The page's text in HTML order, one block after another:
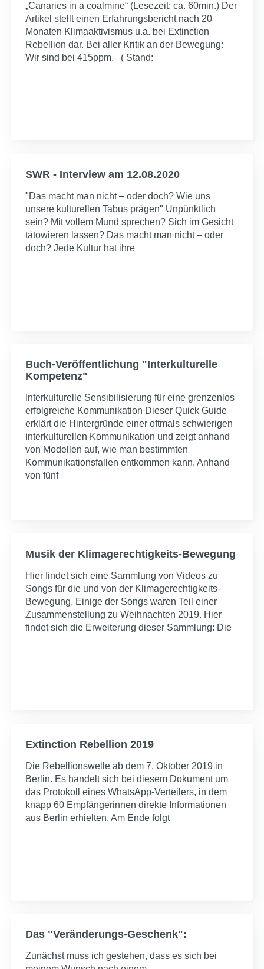
„Canaries in a coalmine“ (Lesezeit: ca. 60min.) Der
Artikel stellt einen Erfahrungsbericht nach 20
Monaten Klimaaktivismus u.a. bei Extinction
Rebellion dar. Bei aller Kritik an der Bewegung:
Wir sind bei 415ppm. ( Stand:
SWR - Interview am 12.08.2020
"Das macht man nicht – oder doch? Wie uns
unsere kulturellen Tabus prägen" Unpünktlich
sein? Mit vollem Mund sprechen? Sich im Gesicht
tätowieren lassen? Das macht man nicht – oder
doch? Jede Kultur hat ihre
Buch-Veröffentlichung "Interkulturelle
Kompetenz"
Interkulturelle Sensibilisierung für eine grenzenlos
erfolgreiche Kommunikation Dieser Quick Guide
erklärt die Hintergründe einer oftmals schwierigen
interkulturellen Kommunikation und zeigt anhand
von Modellen auf, wie man bestimmten
Kommunikationsfallen entkommen kann. Anhand
von fünf
Musik der Klimagerechtigkeits-Bewegung
Hier findet sich eine Sammlung von Videos zu
Songs für die und von der Klimagerechtigkeits-
Bewegung. Einige der Songs waren Teil einer
Zusammenstellung zu Weihnachten 2019. Hier
findet sich die Erweiterung dieser Sammlung: Die
Extinction Rebellion 2019
Die Rebellionswelle ab dem 7. Oktober 2019 in
Berlin. Es handelt sich bei diesem Dokument um
das Protokoll eines WhatsApp-Verteilers, in dem
knapp 60 Empfängerinnen direkte Informationen
aus Berlin erhielten. Am Ende folgt
Das "Veränderungs-Geschenk":
Zunächst muss ich gestehen, dass es sich bei